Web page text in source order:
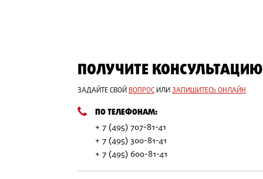
ПОЛУЧИТЕ КОНСУЛЬТАЦИЮ
ЗАДАЙТЕ СВОЙВОПРОС ИЛИЗАПИШИТЕСЬ ОНЛАЙН
ПО ТЕЛЕФОНАМ:
+ 7 (495) 707-81-41
+ 7 (495) 300-81-41
+ 7 (495) 600-81-41